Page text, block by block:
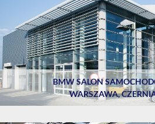
BMW SALON
WARSZAWA,